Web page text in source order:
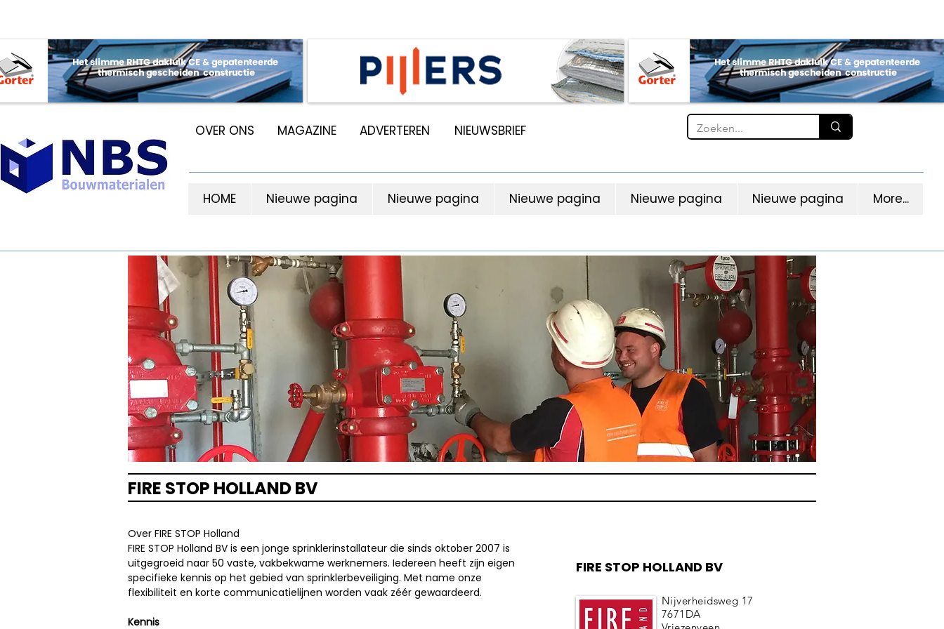
OVER ONS MAGAZINE ADVERTEREN NIEUWSBRIEF
HOME Nieuwe pagina Nieuwe pagina Nieuwe pagina Nieuwe pagina Nieuwe pagina More...
FIRE STOP HOLLAND BV
Over FIRE STOP Holland
FIRE STOP Holland BV is een jonge sprinklerinstallateur die sinds oktober 2007 is
uitgegroeid naar 50 vaste, vakbekwame werknemers. Iedereen heeft zijn eigen
specifieke kennis op het gebied van sprinklerbeveiliging. Met name onze
flexibiliteit en korte communicatielijnen worden vaak zéér gewaardeerd.
Kennis
FIRE STOP HOLLAND BV
Nijverheidsweg 17
7671DA